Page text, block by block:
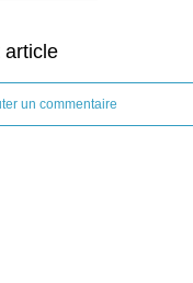
article
un commentaire